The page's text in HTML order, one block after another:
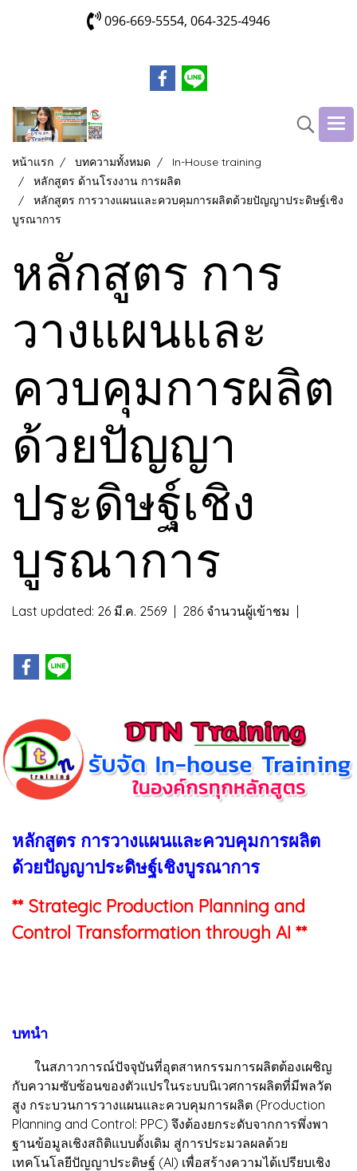
096-669-5554, 064-325-4946
หน้าแรก บทความทั้งหมด
In-House training
หลักสูตร ด้านโรงงาน การผลิต
หลักสูตร การวางแผนและควบคุมการผลิตด้วยปัญญาประดิษฐ์เชิง
บูรณาการ
หลักสูตร การ
วางแผนและ
ควบคุมการผลิต
ด้วยปัญญา
ประดิษฐ์เชิง
บูรณาการ
Last updated: 26 มี.ค. 2569 286 จำนวนผู้เข้าชม
หลักสูตร การวางแผนและควบคุมการผลิต
ด้วยปัญญาประดิษฐ์เชิงบูรณาการ
** Strategic Production Planning and
Control Transformation through AI **
บทนำ
ในสภาวการณ์ปัจจุบันที่อุตสาหกรรมการผลิตต้องเผชิญ
กับความซับซ้อนของตัวแปรในระบบนิเวศการผลิตที่มีพลวัต
สูง กระบวนการวางแผนและควบคุมการผลิต (Production
Planning and Control: PPC) จึงต้องยกระดับจากการพึ่งพา
ฐานข้อมูลเชิงสถิติแบบดั้งเดิม สู่การประมวลผลด้วย
เทคโนโลยีปัญญาประดิษฐ์ (AI) เพื่อสร้างความได้เปรียบเชิง